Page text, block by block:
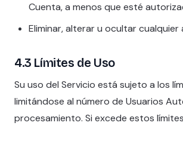
Cuenta, a menos que esté
Eliminar, alterar u ocultar
4.3 Límites de Uso
Su uso del Servicio está sujeto a los
limitándose al número de Usuarios
procesamiento. Si excede estos